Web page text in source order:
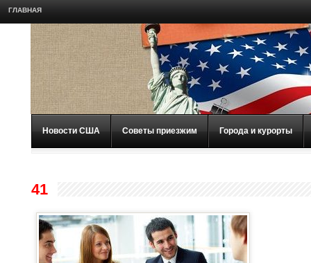
ГЛАВНАЯ
Новости США Советы приезжим Города и курорты
41